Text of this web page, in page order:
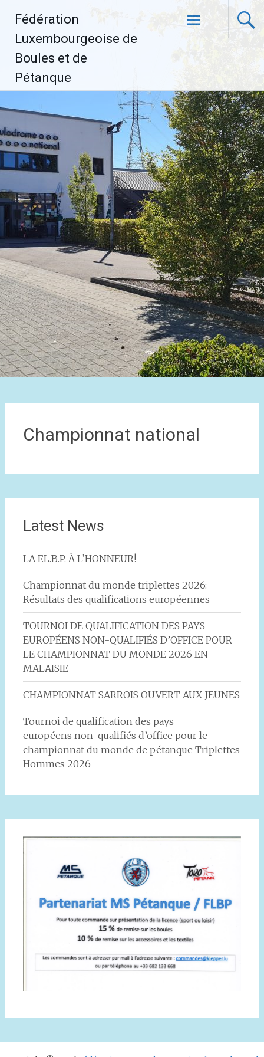
contenu
Fédération
Luxembourgeoise de
Boules et de
Pétanque
Championnat national
Latest News
LA F.L.B.P. À L’HONNEUR!
Championnat du monde triplettes 2026:
Résultats des qualifications européennes
TOURNOI DE QUALIFICATION DES PAYS
EUROPÉENS NON-QUALIFIÉS D’OFFICE POUR
LE CHAMPIONNAT DU MONDE 2026 EN
MALAISIE
CHAMPIONNAT SARROIS OUVERT AUX JEUNES
Tournoi de qualification des pays
européens non-qualifiés d’office pour le
championnat du monde de pétanque Triplettes
Hommes 2026